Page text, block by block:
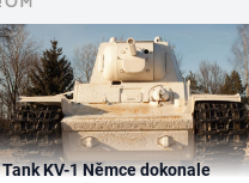
Tank KV-1 Němce dokonale